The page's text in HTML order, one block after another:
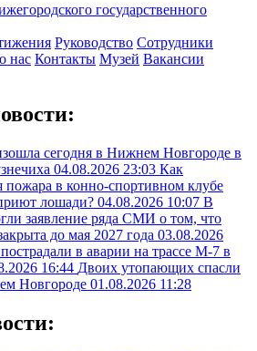
государственного
Руководство Сотрудники
нас Контакты Музей Вакансии
сегодня в Нижнем Новгороде в
04.08.2026 23:03 Как
пожара в конно-спортивном клубе
лошади? 04.08.2026 10:07 В
заявление ряда СМИ о том, что
до мая 2027 года 03.08.2026
в аварии на трассе М-7 в
16:44 Двоих утопающих спасли
Новгороде 01.08.2026 11:28